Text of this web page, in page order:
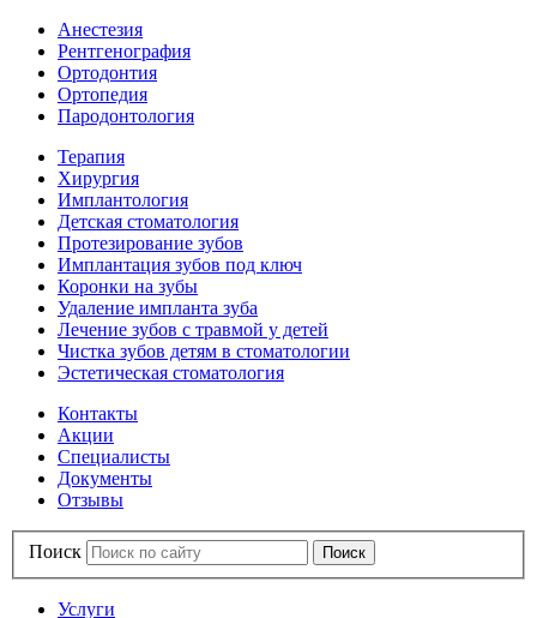
Анестезия
Рентгенография
Ортодонтия
Ортопедия
Пародонтология
Терапия
Хирургия
Имплантология
Детская стоматология
Протезирование зубов
Имплантация зубов под ключ
Коронки на зубы
Удаление импланта зуба
Лечение зубов с травмой у детей
Чистка зубов детям в стоматологии
Эстетическая стоматология
Контакты
Акции
Специалисты
Документы
Отзывы
Поиск
Услуги